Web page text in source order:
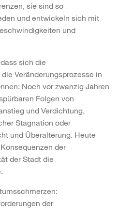
sie sind so
und entwickeln sich mit
und
sich die
Veränderungsprozesse in
Noch vor zwanzig Jahren
Folgen von
und Verdichtung,
Stagnation oder
und Überalterung. Heute
der
der Stadt die
der